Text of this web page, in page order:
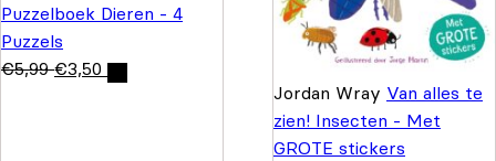
Puzzelboek Dieren - 4
Puzzels
€5,99 €3,50
Jordan Wray Van alles te
zien! Insecten - Met
GROTE stickers